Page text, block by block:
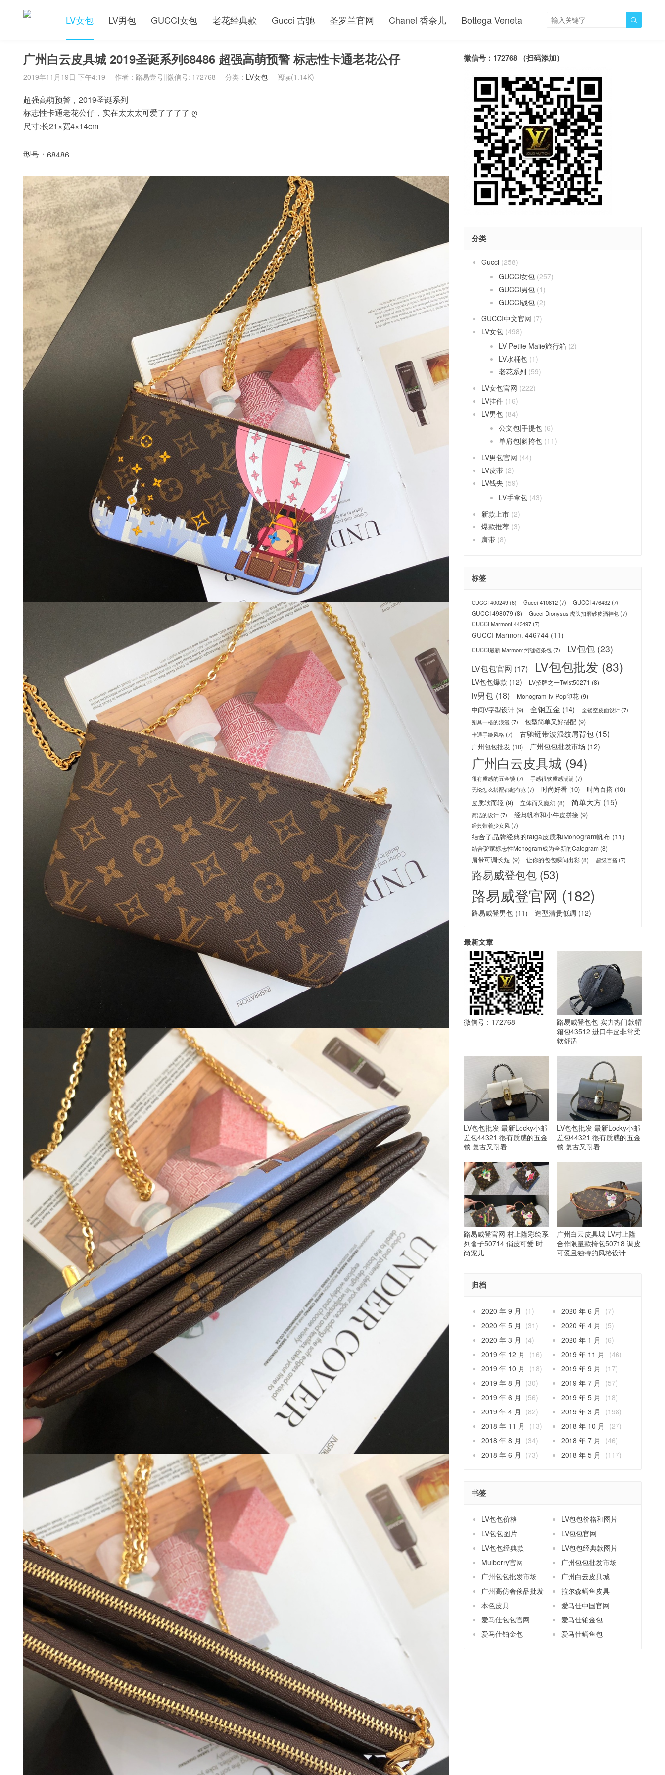
LV女包 LV男包 GUCCI女包 老花经典款 Gucci 古驰 圣罗兰官网 Chanel 香奈儿 Bottega Veneta 
广州白云皮具城 2019圣诞系列68486 超强高萌预警 标志性卡通老花公仔
2019年11月19日 下午4:19 作者：路易壹号||微信号: 172768 分类： LV女包 阅读(1.14K)
超强高萌预警，2019圣诞系列
标志性卡通老花公仔，实在太太太可爱了了了了 ღ
尺寸:长21×宽4×14cm
型号：68486
微信号：172768 （扫码添加）
分类
Gucci (258)
GUCCI女包 (257)
GUCCI男包 (1)
GUCCI钱包 (2)
GUCCI中文官网 (7)
LV女包 (498)
LV Petite Maiie旅行箱 (2)
LV水桶包 (1)
老花系列 (59)
LV女包官网 (222)
LV挂件 (16)
LV男包 (84)
公文包|手提包 (6)
单肩包|斜挎包 (11)
LV男包官网 (44)
LV皮带 (2)
LV钱夹 (59)
LV手拿包 (43)
新款上市 (2)
爆款推荐 (3)
肩带 (8)
标签
GUCCI 400249 (6) Gucci 410812(7) GUCCI 476432(7)
GUCCI 498079 (8) Gucci Dionysus 虎头扣磨砂皮酒神包(7)
GUCCI Marmont 443497(7)
GUCCI Marmont 446744 (11)
GUCCI最新 Marmont 绗缝链条包(7) LV包包 (23)
LV包包官网 (17) LV包包批发 (83)
LV包包爆款 (12) LV招牌之一Twist50271 (8)
lv男包 (18) Monogram lv Pop印花 (9)
中间V字型设计 (9) 全钢五金 (14) 全镂空皮面设计(7)
别具一格的浪漫 (7) 包型简单又好搭配 (9)
卡通手绘风格(7) 古驰链带波浪纹肩背包 (15)
广州包包批发 (10) 广州包包批发市场 (12)
广州白云皮具城 (94)
很有质感的五金锁 (7) 手感很软质感满满(7)
无论怎么搭配都超有范(7) 时尚好看 (10) 时尚百搭 (10)
皮质软而轻 (9) 立体而又魔幻 (8) 简单大方 (15)
简洁的设计(7) 经典帆布和小牛皮拼接 (9)
经典带着少女风(7)
结合了品牌经典的taiga皮质和Monogram帆布 (11)
结合驴家标志性Monogram成为全新的Catogram (8)
肩带可调长短 (9) 让你的包包瞬间出彩 (8) 超级百搭(7)
路易威登包包 (53)
路易威登官网 (182)
路易威登男包 (11) 造型清贵低调 (12)
最新文章
微信号：172768
路易威登包包 实力热门款帽
箱包43512 进口牛皮非常柔
软舒适
LV包包批发 最新Locky小邮
差包44321 很有质感的五金
锁 复古又耐看
LV包包批发 最新Locky小邮
差包44321 很有质感的五金
锁 复古又耐看
路易威登官网 村上隆彩绘系
列盒子50714 俏皮可爱 时
尚宠儿
广州白云皮具城 LV村上隆
合作限量款挎包50718 调皮
可爱且独特的风格设计
归档
2020 年 9 月 (1) 2020 年 6 月
(7)
2020 年 5 月
(31) 2020 年 4 月
(5)
2020 年 3 月
(4) 2020 年 1 月
(6)
2019 年 12 月
(16) 2019 年 11 月
(46)
2019 年 10 月
(18) 2019 年 9 月
(17)
2019 年 8 月
(30) 2019 年 7 月
(57)
2019 年 6 月
(56) 2019 年 5 月
(18)
2019 年 4 月
(82) 2019 年 3 月
(198)
2018 年 11 月
(13) 2018 年 10 月
(27)
2018 年 8 月
(34) 2018 年 7 月
(46)
2018 年 6 月
(73) 2018 年 5 月 (117)
书签
LV包包价格
LV包包价格和图片
LV包包图片
LV包包官网
LV包包经典款
LV包包经典款图片
Mulberry官网
广州包包批发市场
广州包包批发市场
广州白云皮具城
广州高仿奢侈品批发
拉尔森鳄鱼皮具
本色皮具
爱马仕中国官网
爱马仕包包官网
爱马仕铂金包
爱马仕铂金包
爱马仕鳄鱼包